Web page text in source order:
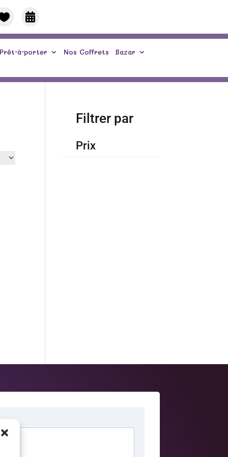

Prêt-à-porter Nos Coffrets Bazar
Filtrer par
Prix